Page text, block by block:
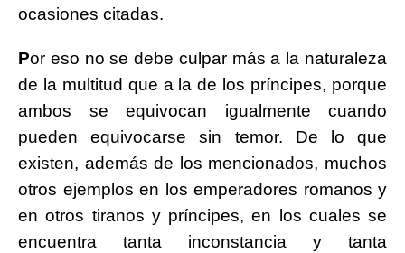
ocasiones citadas.
Por eso no se debe culpar más a la naturaleza
de la multitud que a la de los príncipes, porque
ambos se equivocan igualmente cuando
pueden equivocarse sin temor. De lo que
existen, además de los mencionados, muchos
otros ejemplos en los emperadores romanos y
en otros tiranos y príncipes, en los cuales se
encuentra tanta inconstancia y tanta